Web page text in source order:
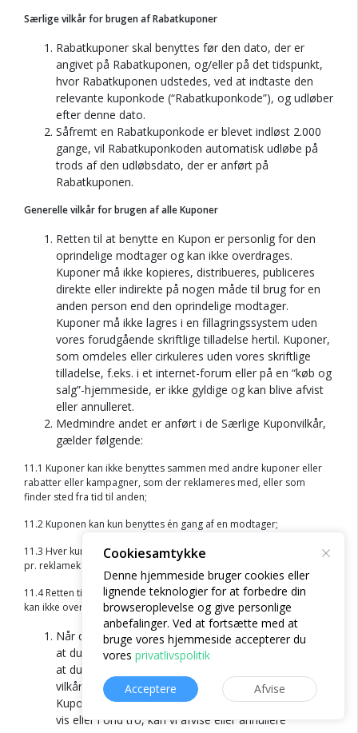
Særlige vilkår for brugen af Rabatkuponer
Rabatkuponer skal benyttes før den dato, der er
angivet på Rabatkuponen, og/eller på det tidspunkt,
hvor Rabatkuponen udstedes, ved at indtaste den
relevante kuponkode (“Rabatkuponkode”), og udløber
efter denne dato.
Såfremt en Rabatkuponkode er blevet indløst 2.000
gange, vil Rabatkuponkoden automatisk udløbe på
trods af den udløbsdato, der er anført på
Rabatkuponen.
Generelle vilkår for brugen af alle Kuponer
Retten til at benytte en Kupon er personlig for den
oprindelige modtager og kan ikke overdrages.
Kuponer må ikke kopieres, distribueres, publiceres
direkte eller indirekte på nogen måde til brug for en
anden person end den oprindelige modtager.
Kuponer må ikke lagres i en fillagringssystem uden
vores forudgående skriftlige tilladelse hertil. Kuponer,
som omdeles eller cirkuleres uden vores skriftlige
tilladelse, f.eks. i et internet-forum eller på en “køb og
salg”-hjemmeside, er ikke gyldige og kan blive afvist
eller annulleret.
Medmindre andet er anført i de Særlige Kuponvilkår,
gælder følgende:
11.1 Kuponer kan ikke benyttes sammen med andre kuponer eller
rabatter eller kampagner, som der reklameres med, eller som
finder sted fra tid til anden;
11.2 Kuponen kan kun benyttes én gang af en modtager;
11.3 Hver kunde eller husstand kan kun benytte en Kupon eller rabat
pr. reklamekampagne, og
11.4 Retten til at bruge en Kupon er personlig for modtageren og
kan ikke overdrages.
Når du bruger en Kupon, garanterer du over for os,
at du er den autoriserede modtager af Kuponen, og
at du bruger den i overensstemmelse med disse
vilkår på lovlig vis og i god tro. Hvis vi vurderer, at en
Kupon er benyttet i strid med disse vilkår, på ulovlig
vis eller i ond tro, kan vi afvise eller annullere
Cookiesamtykke
Denne hjemmeside bruger cookies eller
lignende teknologier for at forbedre din
browseroplevelse og give personlige
anbefalinger. Ved at fortsætte med at
bruge vores hjemmeside accepterer du
vores privatlivspolitik
Acceptere Afvise